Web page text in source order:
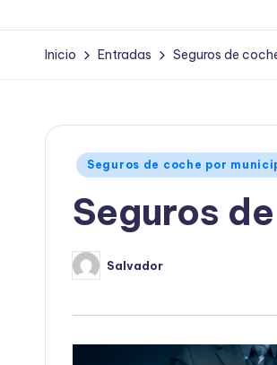
Inicio Entradas Seguros de
Publicado
Seguros de coche por
Seguros
Publicado
por
Salvador